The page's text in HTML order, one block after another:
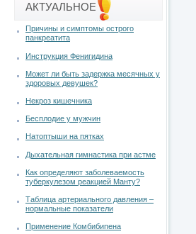
АКТУАЛЬНОЕ
Причины и симптомы острого
панкреатита
Инструкция Фенигидина
Может ли быть задержка месячных у
здоровых девушек?
Некроз кишечника
Бесплодие у мужчин
Натоптыши на пятках
Дыхательная гимнастика при астме
Как определяют заболеваемость
туберкулезом реакцией Манту?
Таблица артериального давления –
нормальные показатели
Применение Комбибипена